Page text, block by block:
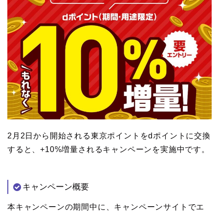
2月2日から開始される東京ポイントをdポイントに交換
すると、+10%増量されるキャンペーンを実施中です。
キャンペーン概要
本キャンペーンの期間中に、キャンペーンサイトでエ